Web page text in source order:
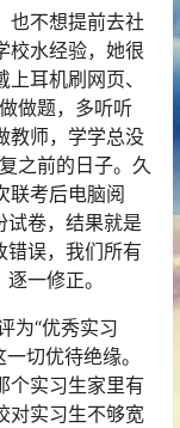
也不想提前去社
校水经验，她很
耳机刷网页、
做题，多听听
教师，学学总没
之前的日子。久
联考后电脑阅
卷，结果就是
误，我们所有
一修正。
为“优秀实习
切优待绝缘。
个实习生家里有
对实习生不够宽